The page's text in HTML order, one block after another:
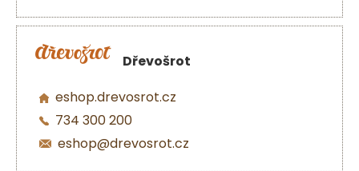
Dřevošrot
eshop.drevosrot.cz
734 300 200
eshop@drevosrot.cz